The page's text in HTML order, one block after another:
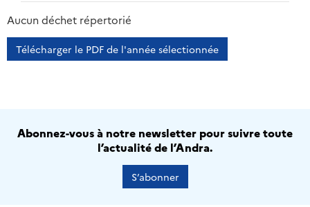
2013 2014
Aucun déchet répertorié
Télécharger le PDF de l'année sélectionnée
Abonnez-vous à notre newsletter pour suivre toute
l’actualité de l’Andra.
S’abonner